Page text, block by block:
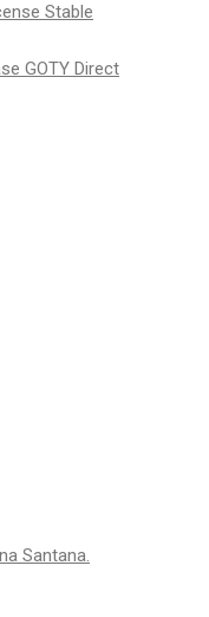
Stable
GOTY Direct
Santana.